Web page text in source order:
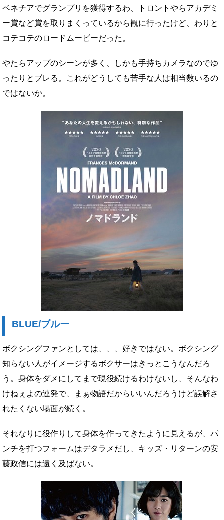
ベネチアでグランプリを獲得するわ、トロントやらアカデミ
ー賞など賞を取りまくっているから観に行ったけど、わりと
コテコテのロードムービーだった。
やたらアップのシーンが多く、しかも手持ちカメラなのでゆ
ったりとブレる。これがどうしても苦手な人は相当数いるの
ではないか。
BLUE/ブルー
ボクシングファンとしては、、、好きではない。ボクシング
知らない人がイメージするボクサーはきっとこうなんだろ
う。身体をダメにしてまで現役続けるわけないし、そんなわ
けねぇよの連発で、まぁ物語だからいいんだろうけど誤解さ
れたくない場面が続く。
それなりに役作りして身体を作ってきたように見えるが、パ
ンチを打つフォームはデタラメだし、キッズ・リターンの安
藤政信には遠く及ばない。